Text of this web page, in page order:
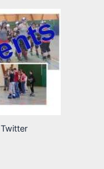
Twitter